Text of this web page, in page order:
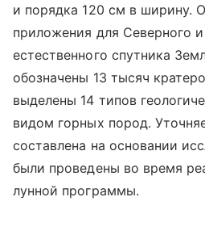
и порядка 120 см в ширину.
приложения для Северного
естественного спутника
обозначены 13 тысяч
выделены 14 типов
видом горных пород.
составлена на основании
были проведены во время
лунной программы.